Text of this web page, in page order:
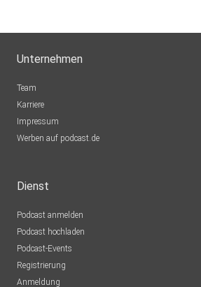
Unternehmen
Team
Karriere
Impressum
Werben auf podcast.de
Dienst
Podcast anmelden
Podcast hochladen
Podcast-Events
Registrierung
Anmeldung